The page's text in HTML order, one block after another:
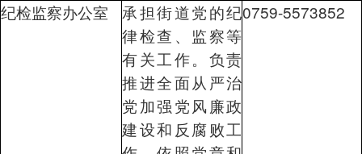
纪检监察办公室
承担街道党的纪
律检查、监察等
有关工作。负责
推进全面从严治
党加强党风廉政
建设和反腐败工
0759-5573852